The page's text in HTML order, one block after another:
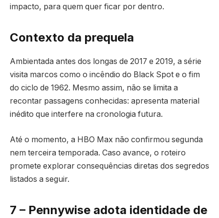
impacto, para quem quer ficar por dentro.
Contexto da prequela
Ambientada antes dos longas de 2017 e 2019, a série
visita marcos como o incêndio do Black Spot e o fim
do ciclo de 1962. Mesmo assim, não se limita a
recontar passagens conhecidas: apresenta material
inédito que interfere na cronologia futura.
Até o momento, a HBO Max não confirmou segunda
nem terceira temporada. Caso avance, o roteiro
promete explorar consequências diretas dos segredos
listados a seguir.
7 – Pennywise adota identidade de